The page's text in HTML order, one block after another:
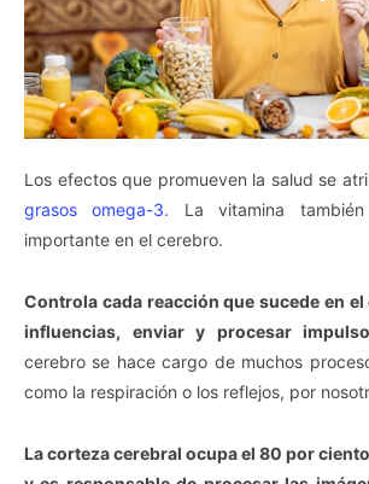
Los efectos que promueven la salud se
grasos omega-3. La vitamina
importante en el cerebro.
Controla cada reacción que sucede en
influencias, enviar y procesar
cerebro se hace cargo de muchos
como la respiración o los reflejos, por
La corteza cerebral ocupa el 80 por